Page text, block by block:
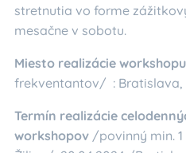
stretnutia vo forme
mesačne v sobotu.
Miesto realizácie workshopu
frekventantov/ : Bratislava,
Termín realizácie
workshopov /povinný min.